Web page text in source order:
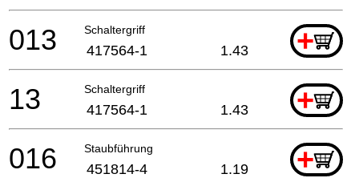
Schaltergriff +
013 417564-1 1.43
Schaltergriff +
13 417564-1 1.43
Staubführung +
016 451814-4 1.19